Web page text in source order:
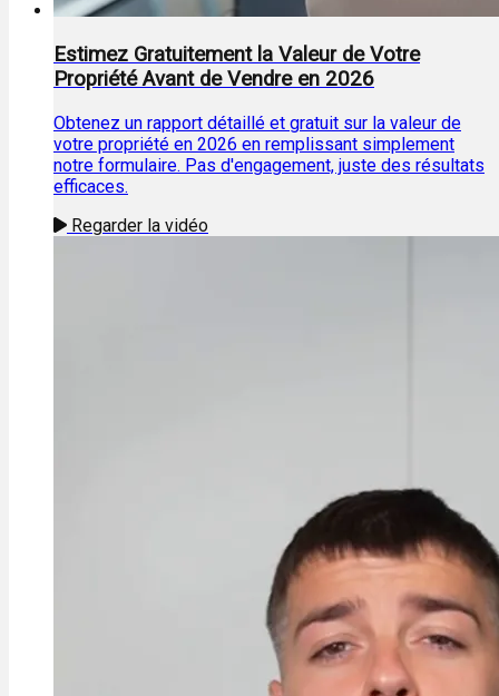
Estimez Gratuitement la Valeur de Votre
Propriété Avant de Vendre en 2026
Obtenez un rapport détaillé et gratuit sur la valeur de
votre propriété en 2026 en remplissant simplement
notre formulaire. Pas d'engagement, juste des résultats
efficaces.
Regarder la vidéo